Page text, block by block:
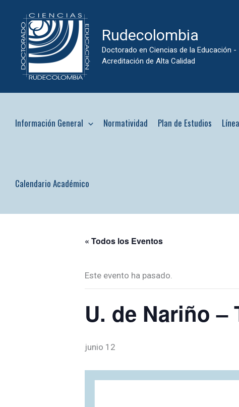
contenido
Rudecolombia
Doctorado en Ciencias de la Educación -
Acreditación de Alta Calidad
Información General Normatividad Plan de Estudios
Calendario Académico
« Todos los Eventos
Este evento ha pasado.
U. de Nariño –
junio 12